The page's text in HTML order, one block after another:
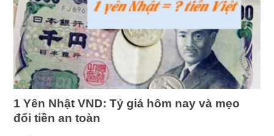
1 Yên Nhật VND: Tỷ giá hôm nay và mẹo
đổi tiền an toàn